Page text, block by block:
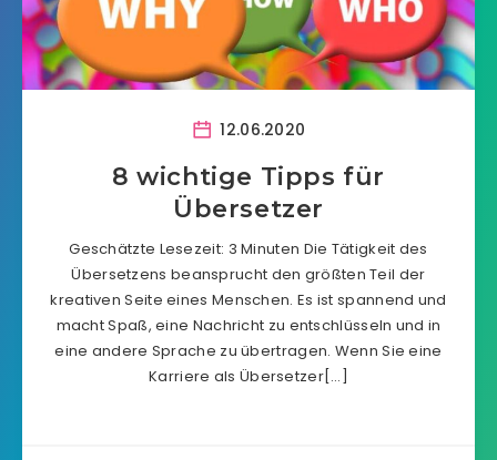
12.06.2020
8 wichtige Tipps für
Übersetzer
Geschätzte Lesezeit: 3 Minuten Die Tätigkeit des
Übersetzens beansprucht den größten Teil der
kreativen Seite eines Menschen. Es ist spannend und
macht Spaß, eine Nachricht zu entschlüsseln und in
eine andere Sprache zu übertragen. Wenn Sie eine
Karriere als Übersetzer[…]